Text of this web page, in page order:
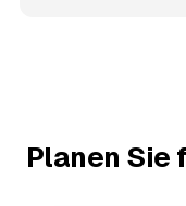
Planen Sie